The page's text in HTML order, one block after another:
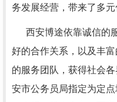
务发展经营，带来了多元
西安博途依靠诚信的
好的合作关系，以及丰
的服务团队，获得社会
安市公务员局指定为定